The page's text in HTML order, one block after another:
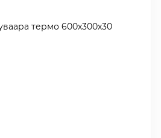
термо 600х300х30